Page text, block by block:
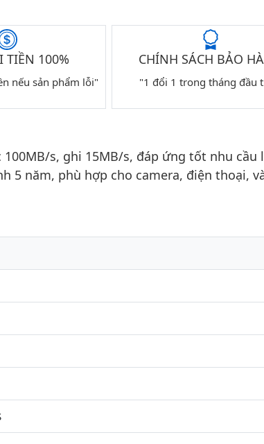
TIỀN 100%
nếu sản phẩm lỗi"
CHÍNH SÁCH BẢO
"1 đổi 1 trong tháng đầu
100MB/s, ghi 15MB/s, đáp ứng tốt nhu
5 năm, phù hợp cho camera, điện thoại,